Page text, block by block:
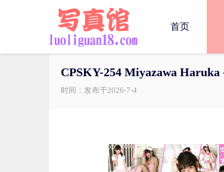
首页
CPSKY-254 Miyazawa
时间：发布于2026-7-4